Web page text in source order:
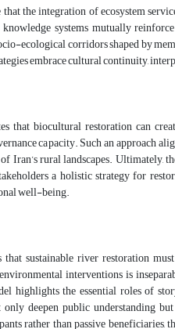
the integration of ecosystem
systems mutually
ecological corridors shaped by
embrace cultural continuity,
that biocultural restoration can
capacity. Such an approach
Iran’s rural landscapes.
a holistic strategy for
well-being.
that sustainable river restoration
interventions is
highlights the essential roles of
only deepen public understanding
rather than passive